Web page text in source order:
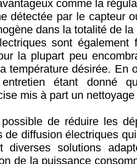
comme la
détectée par le capteur
dans la totalité de la
sont
la plupart peu
température désirée. En
étant donné
mis à part un
de réduire les
de diffusion électriques
diverses solutions
de la puissance